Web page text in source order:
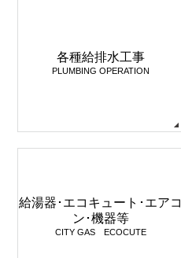
各種給排水工事
PLUMBING OPERATION
給湯器･エコキュート･エアコ
ン･機器等
CITY GAS ECOCUTE